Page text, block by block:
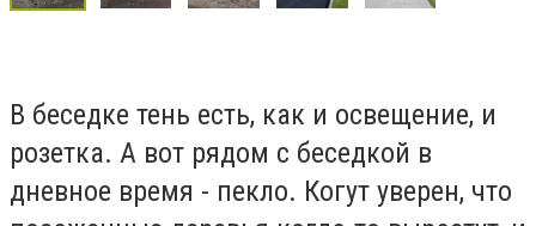
В беседке тень есть, как и освещение, и
розетка. А вот рядом с беседкой в
дневное время - пекло. Когут уверен, что